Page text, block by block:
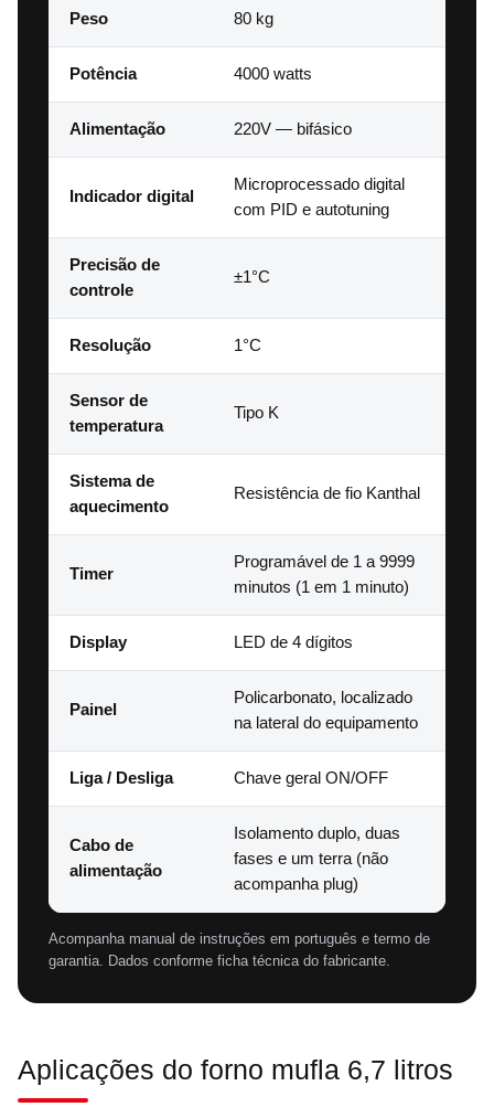
Peso 80 kg
Potência 4000 watts
Alimentação 220V — bifásico
Indicador digital
Microprocessado digital
com PID e autotuning
Precisão de
controle
±1°C
Resolução 1°C
Sensor de
temperatura
Tipo K
Sistema de
aquecimento
Resistência de fio Kanthal
Timer
Programável de 1 a 9999
minutos (1 em 1 minuto)
Display LED de 4 dígitos
Painel
Policarbonato, localizado
na lateral do equipamento
Liga / Desliga Chave geral ON/OFF
Cabo de
alimentação
Isolamento duplo, duas
fases e um terra (não
acompanha plug)
Acompanha manual de instruções em português e termo de
garantia. Dados conforme ficha técnica do fabricante.
Aplicações do forno mufla 6,7 litros